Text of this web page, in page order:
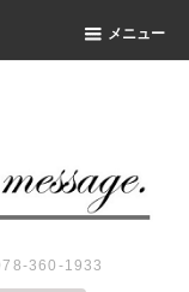
メニュー
360-1933